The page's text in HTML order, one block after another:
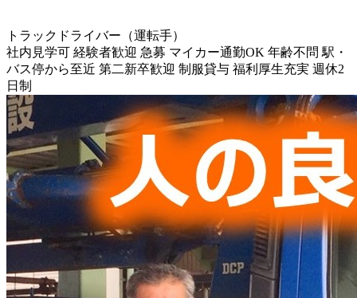
トラックドライバー（運転手）
社内見学可 経験者歓迎 急募 マイカー通勤OK 年齢不問 駅・
バス停から至近 第二新卒歓迎 制服貸与 福利厚生充実 週休2
日制